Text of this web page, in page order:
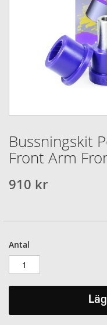
Bussningskit
Front Arm
910 kr
Antal
Hoppa
till
början
bildgalleriet